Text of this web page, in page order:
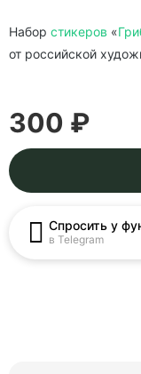
Набор стикеров «
от российской
300 ₽
Спросить у
в Telegram